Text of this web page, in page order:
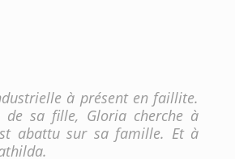
à présent en faillite.
sa fille, Gloria cherche à
abattu sur sa famille. Et à